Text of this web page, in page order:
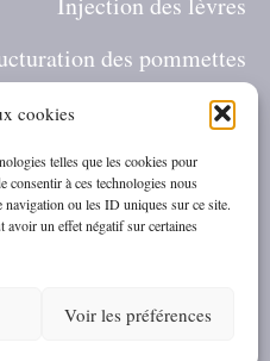
cookies
telles que les cookies pour
consentir à ces technologies nous
navigation ou les ID uniques sur ce site.
avoir un effet négatif sur certaines
Voir les préférences
des pommettes
Jawline contouring
du visage homme
Skinbooster
HIFU visage